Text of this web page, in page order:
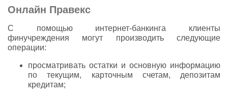
Онлайн Правекс
С помощью интернет-банкинга клиенты
финучреждения могут производить следующие
операции:
просматривать остатки и основную информацию
по текущим, карточным счетам, депозитам
кредитам;